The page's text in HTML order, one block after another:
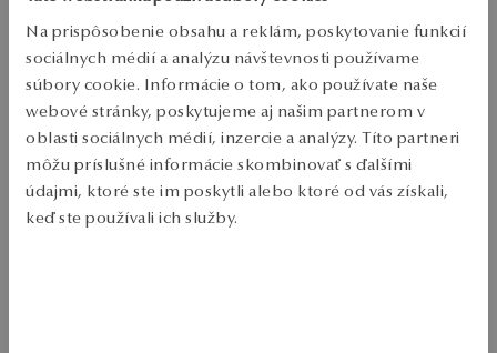
Na prispôsobenie obsahu a reklám, poskytovanie funkcií
sociálnych médií a analýzu návštevnosti používame
súbory cookie. Informácie o tom, ako používate naše
webové stránky, poskytujeme aj našim partnerom v
oblasti sociálnych médií, inzercie a analýzy. Títo partneri
môžu príslušné informácie skombinovať s ďalšími
údajmi, ktoré ste im poskytli alebo ktoré od vás získali,
keď ste používali ich služby.
Bezplatné vrátenie tovaru do 30 dní
PODROBNOSTI
Ruda: zlato Trieda: 375 Typ spony: tyčinka Priemerná hmotnosť: 0,6 g
SKU: KY19835-Z0D00-000000-000
BEZPEČNOSŤ